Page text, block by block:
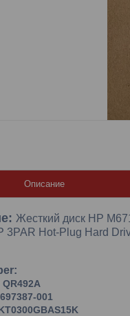
Описание
Жесткий диск HP
3PAR Hot-Plug Hard
QR492A
697387-001